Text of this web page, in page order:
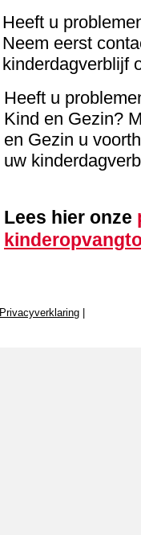
Heeft u
Neem eerst
kinderdagverblijf
Heeft u
Kind en Gezin?
en Gezin u
uw
Lees hier onze
Privacyverklaring